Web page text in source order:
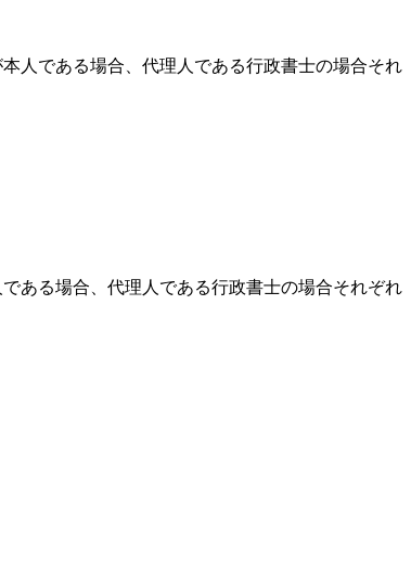
人である場合、代理人である行政書士の場合それ
ある場合、代理人である行政書士の場合それぞれ